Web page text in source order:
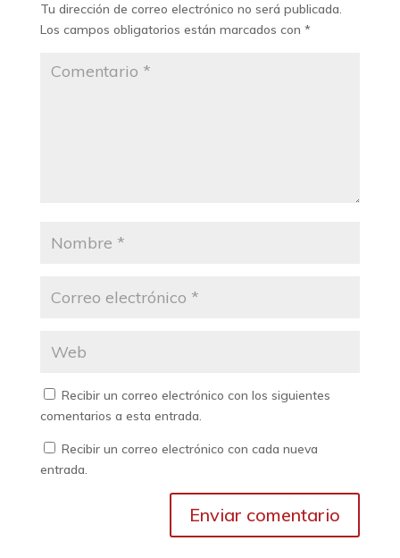
Tu dirección de correo electrónico no será publicada.
Los campos obligatorios están marcados con *
Recibir un correo electrónico con los siguientes
comentarios a esta entrada.
Recibir un correo electrónico con cada nueva
entrada.